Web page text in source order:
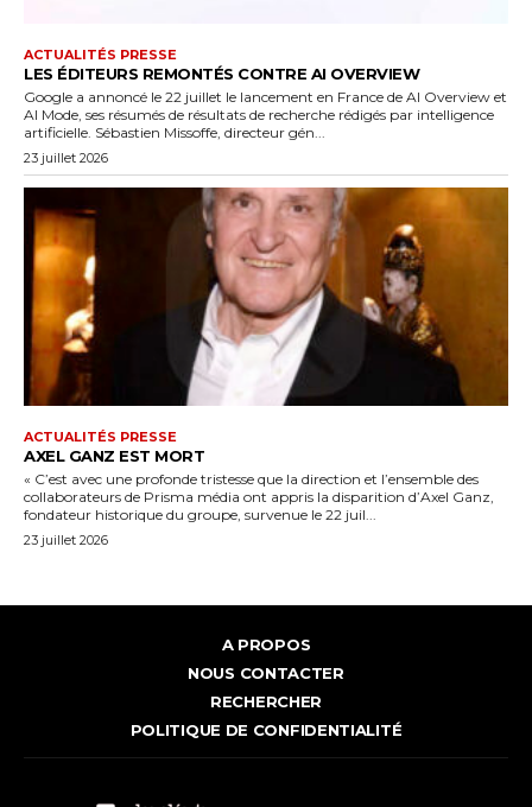
ACTUALITÉS PRESSE
LES ÉDITEURS REMONTÉS CONTRE AI OVERVIEW
Google a annoncé le 22 juillet le lancement en France de AI Overview et
AI Mode, ses résumés de résultats de recherche rédigés par intelligence
artificielle. Sébastien Missoffe, directeur gén...
23 juillet 2026
ACTUALITÉS PRESSE
AXEL GANZ EST MORT
« C’est avec une profonde tristesse que la direction et l’ensemble des
collaborateurs de Prisma média ont appris la disparition d’Axel Ganz,
fondateur historique du groupe, survenue le 22 juil...
23 juillet 2026
A PROPOS
NOUS CONTACTER
RECHERCHER
POLITIQUE DE CONFIDENTIALITÉ